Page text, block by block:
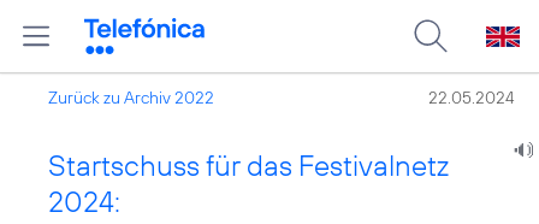
Zurück zu Archiv 2022 22.05.2024
Startschuss für das Festivalnetz
2024: